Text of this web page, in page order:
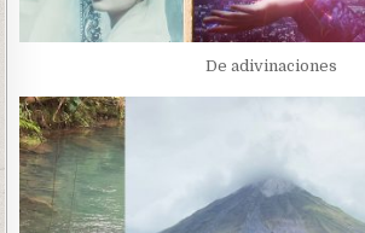
De adivinaciones